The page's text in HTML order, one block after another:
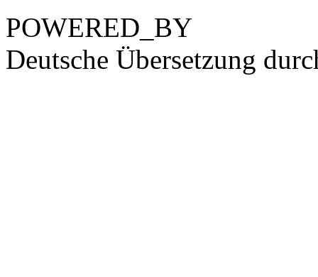
POWERED_BY
Deutsche Übersetzung